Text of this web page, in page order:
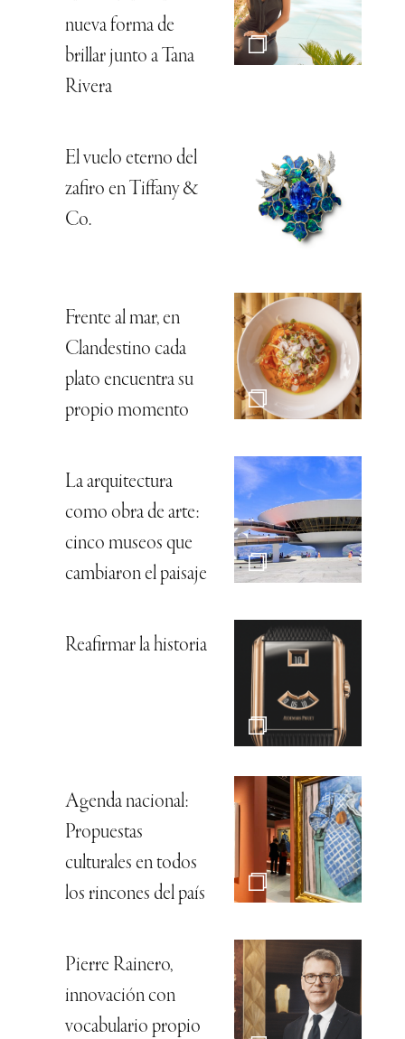
nueva forma de
brillar junto a Tana
Rivera
El vuelo eterno del
zafiro en Tiffany &
Co.
Frente al mar, en
Clandestino cada
plato encuentra su
propio momento
La arquitectura
como obra de arte:
cinco museos que
cambiaron el paisaje
Reafirmar la historia
Agenda nacional:
Propuestas
culturales en todos
los rincones del país
Pierre Rainero,
innovación con
vocabulario propio